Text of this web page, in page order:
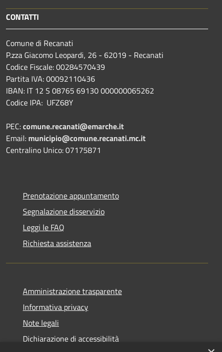
CONTATTI
Comune di Recanati
P.zza Giacomo Leopardi, 26 - 62019 - Recanati
Codice Fiscale: 00284570439
Partita IVA: 00092110436
IBAN: IT 12 S 08765 69130 000000065262
Codice IPA: UFZ68Y
PEC:comune.recanati@emarche.it
Email: municipio@comune.recanati.mc.it
Centralino Unico: 07175871
Prenotazione appuntamento
Segnalazione disservizio
Leggi le FAQ
Richiesta assistenza
Amministrazione trasparente
Informativa privacy
Note legali
Dichiarazione di accessibilità